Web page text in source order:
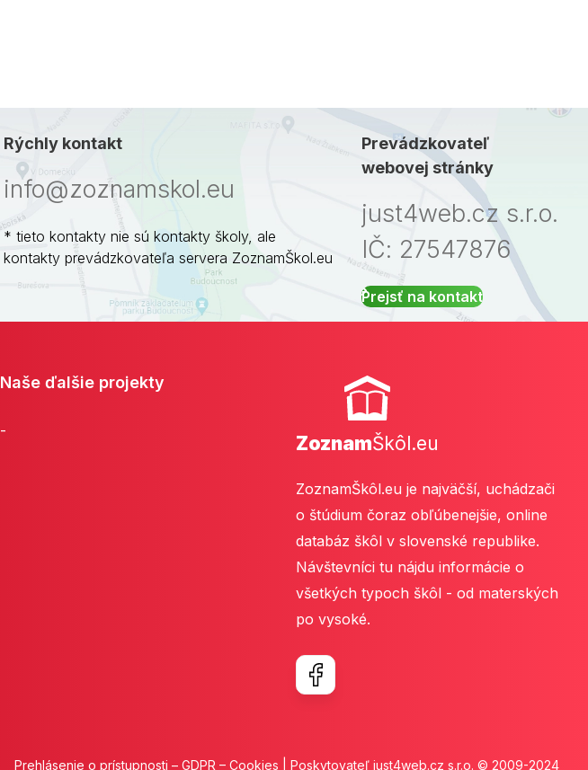
Rýchly kontakt
info@zoznamskol.eu
* tieto kontakty nie sú kontakty školy, ale
kontakty prevádzkovateľa servera ZoznamŠkol.eu
Prevádzkovateľ
webovej stránky
just4web.cz s.r.o.
IČ: 27547876
Prejsť na kontakt
Naše ďalšie projekty
-
ZoznamŠkôl.eu
ZoznamŠkôl.eu je najväčší, uchádzači
o štúdium čoraz obľúbenejšie, online
databáz škôl v slovenské republike.
Návštevníci tu nájdu informácie o
všetkých typoch škôl - od materských
po vysoké.
Prehlásenie o prístupnosti – GDPR – Cookies | Poskytovateľ just4web.cz s.r.o. © 2009-2024